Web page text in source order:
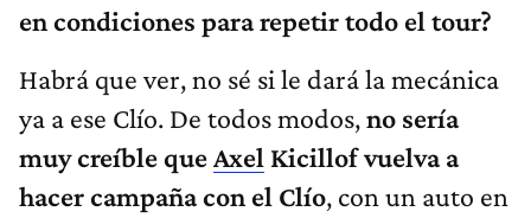
en condiciones para repetir todo el tour?
Habrá que ver, no sé si le dará la mecánica
ya a ese Clío. De todos modos,no sería
muy creíble queAxel Kicillof vuelva a
hacer campaña con el Clío, con un auto en